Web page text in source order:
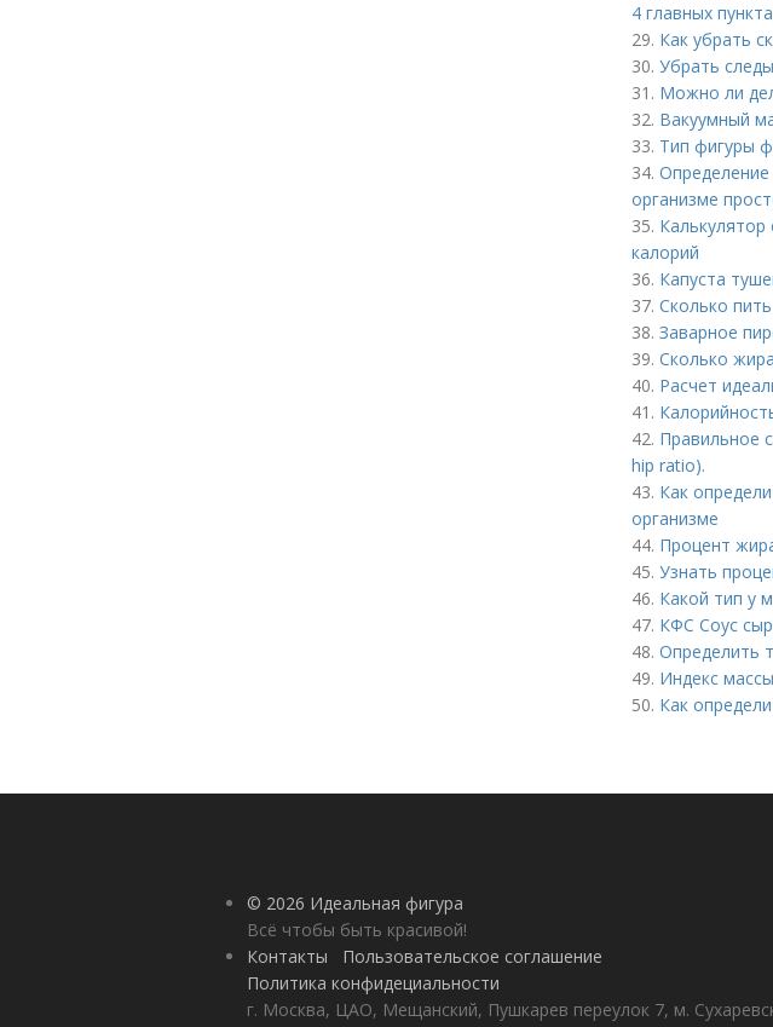
4 главных пункта
29. Как убрать
30. Убрать
31. Можно ли
32. Вакуумный
33. Тип фигуры
34.
организме
35.
калорий
36. Капуста
37. Сколько
38. Заварное
39. Сколько
40. Расчет
41.
42. Правильное
hip ratio).
43. Как
организме
44. Процент
45. Узнать
46. Какой тип у
47. КФС Соус
48. Определить
49. Индекс
50. Как
© 2026 Идеальная фигура
Всё чтобы быть красивой!
Контакты
Пользовательское соглашение
Политика конфидециальности
г. Москва, ЦАО, Мещанский, Пушкарев переулок 7, м.